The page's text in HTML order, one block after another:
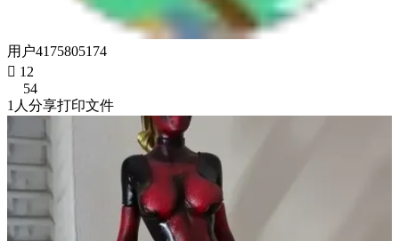
用户4175805174
 12
54
1人分享打印文件